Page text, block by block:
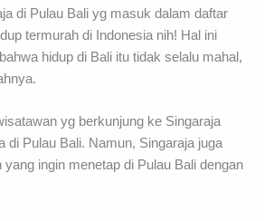
di Pulau Bali yg masuk dalam daftar
termurah di Indonesia nih! Hal ini
hidup di Bali itu tidak selalu mahal,
yg berkunjung ke Singaraja
di Pulau Bali. Namun, Singaraja juga
ingin menetap di Pulau Bali dengan